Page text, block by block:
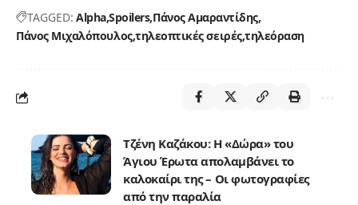
TAGGED: AlphaSpoilers Πάνος Αμαραντίδης
Πάνος Μιχαλόπουλοςτηλεοπτικές σειρέςτηλεόραση
Τζένη Καζάκου: Η «Δώρα» του
Άγιου Έρωτα απολαμβάνει το
καλοκαίρι της – Οι φωτογραφίες
από την παραλία